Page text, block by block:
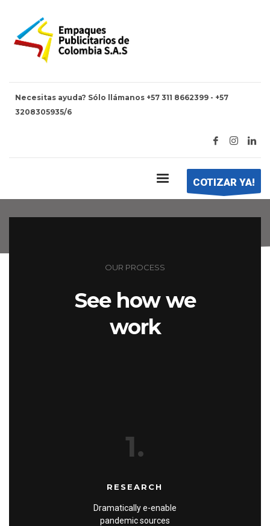
Necesitas ayuda? Sólo llámanos +57 311 8662399 - +57
3208305935/6
COTIZAR YA!
OUR PROCESS
See how we
work
1.
RESEARCH
Dramatically e-enable
pandemic sources